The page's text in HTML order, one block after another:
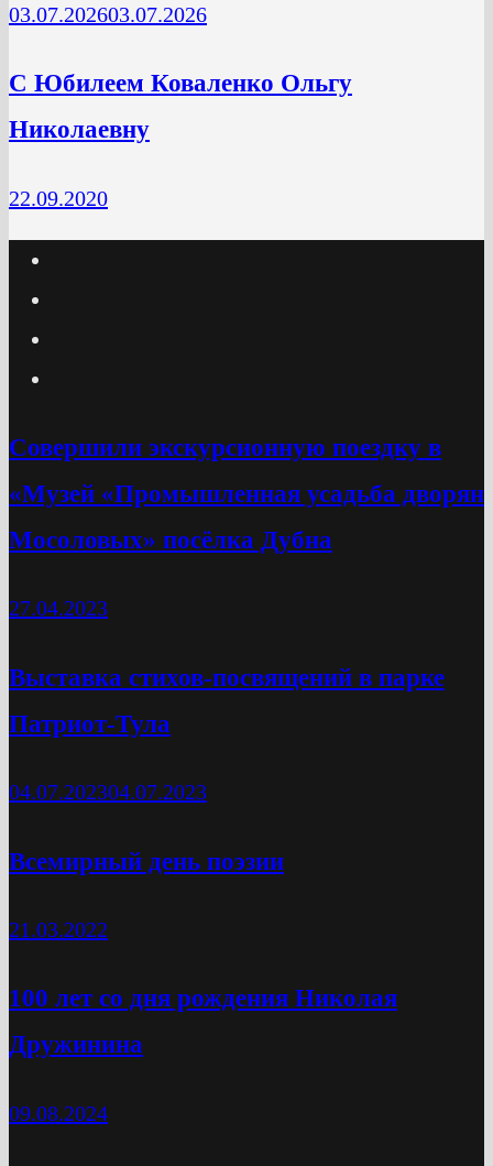
03.07.202603.07.2026
C Юбилеем Коваленко Ольгу
Николаевну
22.09.2020
Cовершили экскурсионную поездку в
«Музей «Промышленная усадьба дворян
Мосоловых» посёлка Дубна
27.04.2023
Выставка стихов-посвящений в парке
Патриот-Тула
04.07.202304.07.2023
Всемирный день поэзии
21.03.2022
100 лет со дня рождения Николая
Дружинина
09.08.2024